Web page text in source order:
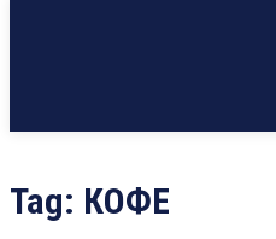
Tag: КОФЕ